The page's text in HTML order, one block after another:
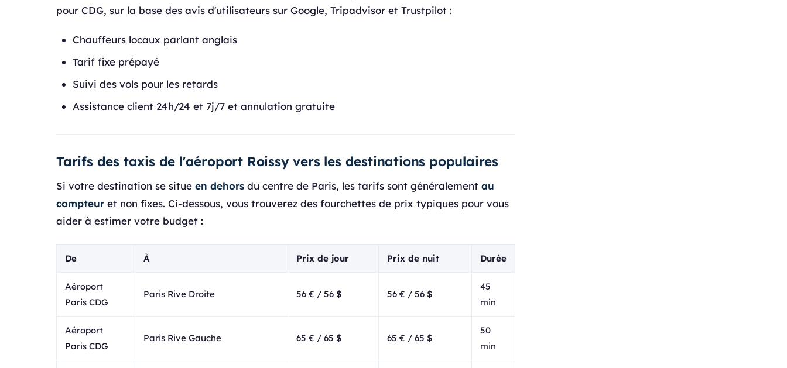
pour CDG, sur la base des avis d'utilisateurs sur Google, Tripadvisor et Trustpilot :
Chauffeurs locaux parlant anglais
Tarif fixe prépayé
Suivi des vols pour les retards
Assistance client 24h/24 et 7j/7 et annulation gratuite
Tarifs des taxis de l'aéroport Roissy vers les destinations populaires
Si votre destination se situe en dehors du centre de Paris, les tarifs sont généralement au
compteuret non fixes. Ci-dessous, vous trouverez des fourchettes de prix typiques pour vous
aider à estimer votre budget :
De À Prix de jour Prix de nuit Durée
Aéroport
Paris CDG
Paris Rive Droite 56 € / 56 $ 56 € / 56 $
45
min
Aéroport
Paris CDG
Paris Rive Gauche 65 € / 65 $ 65 € / 65 $
50
min